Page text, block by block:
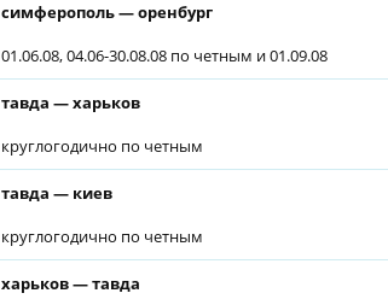
симферополь — оренбург
01.06.08, 04.06-30.08.08 по четным и 01.09.08
тавда — харьков
круглогодично по четным
тавда — киев
круглогодично по четным
харьков — тавда